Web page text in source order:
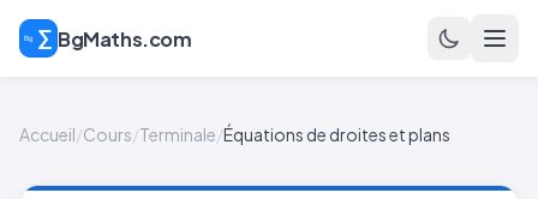
BgMaths.com
Accueil/Cours/Terminale/Équations de droites et plans